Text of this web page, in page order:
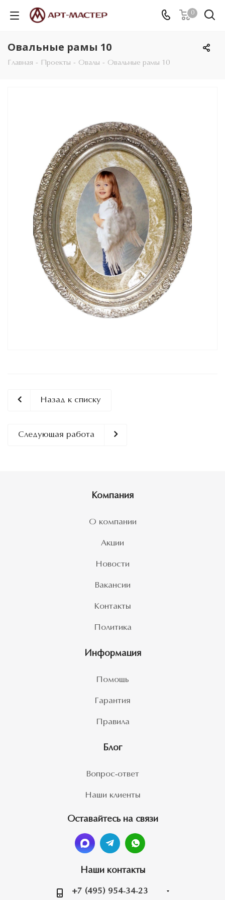
0
Овальные рамы 10
Главная - Проекты - Овалы - Овальные рамы 10
Назад к списку
Следующая работа
Компания
О компании
Акции
Новости
Вакансии
Контакты
Политика
Информация
Помощь
Гарантия
Правила
Блог
Вопрос-ответ
Наши клиенты
Оставайтесь на связи
Наши контакты
+7 (495) 954-34-23